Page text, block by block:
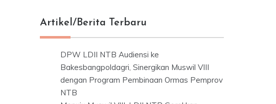
Artikel/Berita Terbaru
DPW LDII NTB Audiensi ke
Bakesbangpoldagri, Sinergikan Muswil VIII
dengan Program Pembinaan Ormas Pemprov
NTB